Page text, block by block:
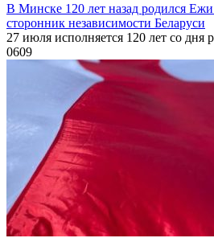
В Минске 120 лет назад родился
сторонник независимости Беларуси
27 июля исполняется 120 лет со
0609